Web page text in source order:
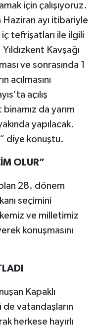
için çalışıyoruz.
ayı itibariyle
iç tefrişatları ile ilgili
Kavşağı
ve sonrasında 1
acılmasını
açılış
da yarım
yapılacak.
diye konuştu.
OLUR”
28. dönem
seçimini
ve milletimiz
konuşmasını
Kapaklı
de vatandaşların
herkese hayırlı